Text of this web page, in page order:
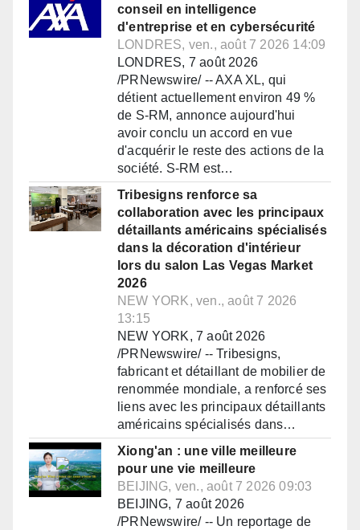
conseil en intelligence
d'entreprise et en cybersécurité
LONDRES, ven., août 7 2026 14:09
LONDRES, 7 août 2026
/PRNewswire/ -- AXA XL, qui
détient actuellement environ 49 %
de S-RM, annonce aujourd'hui
avoir conclu un accord en vue
d'acquérir le reste des actions de la
société. S-RM est…
Tribesigns renforce sa
collaboration avec les principaux
détaillants américains spécialisés
dans la décoration d'intérieur
lors du salon Las Vegas Market
2026
NEW YORK, ven., août 7 2026
13:15
NEW YORK, 7 août 2026
/PRNewswire/ -- Tribesigns,
fabricant et détaillant de mobilier de
renommée mondiale, a renforcé ses
liens avec les principaux détaillants
américains spécialisés dans…
Xiong'an : une ville meilleure
pour une vie meilleure
BEIJING, ven., août 7 2026 09:03
BEIJING, 7 août 2026
/PRNewswire/ -- Un reportage de